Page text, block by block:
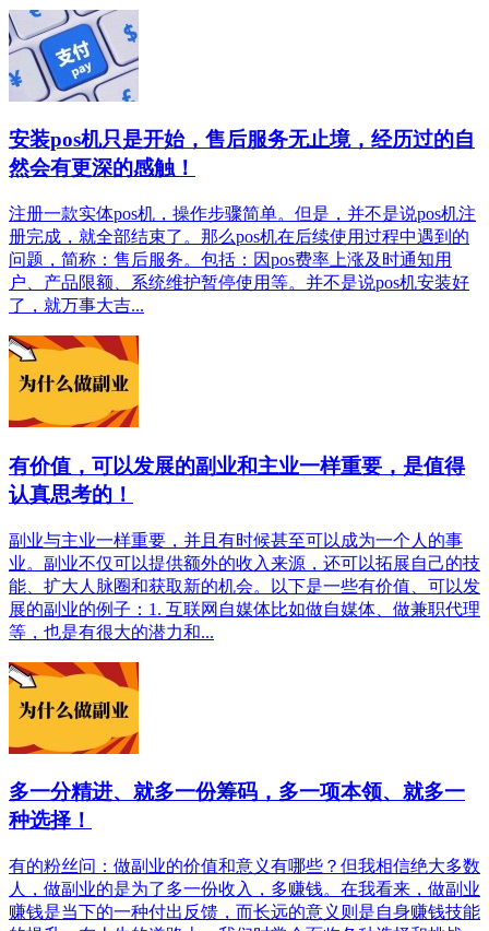
安装pos机只是开始，售后服务无止境，经历过的自
然会有更深的感触！
注册一款实体pos机，操作步骤简单。但是，并不是说pos机注
册完成，就全部结束了。那么pos机在后续使用过程中遇到的
问题，简称：售后服务。包括：因pos费率上涨及时通知用
户、产品限额、系统维护暂停使用等。并不是说pos机安装好
了，就万事大吉...
有价值，可以发展的副业和主业一样重要，是值得
认真思考的！
副业与主业一样重要，并且有时候甚至可以成为一个人的事
业。副业不仅可以提供额外的收入来源，还可以拓展自己的技
能、扩大人脉圈和获取新的机会。以下是一些有价值、可以发
展的副业的例子：1. 互联网自媒体比如做自媒体、做兼职代理
等，也是有很大的潜力和...
多一分精进、就多一份筹码，多一项本领、就多一
种选择！
有的粉丝问：做副业的价值和意义有哪些？但我相信绝大多数
人，做副业的是为了多一份收入，多赚钱。在我看来，做副业
赚钱是当下的一种付出反馈，而长远的意义则是自身赚钱技能